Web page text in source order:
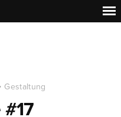
Gestaltung